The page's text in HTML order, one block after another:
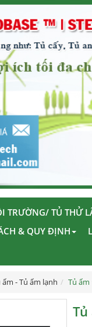
TRƯỜNG/ TỦ THỬ
& QUY ĐỊNH
ấm - Tủ ấm lạnh Tủ ấm